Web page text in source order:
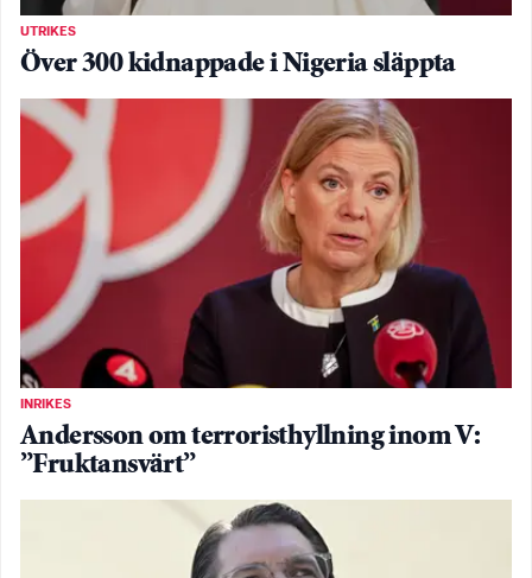
UTRIKES
Över 300 kidnappade i Nigeria släppta
INRIKES
Andersson om terroristhyllning inom V:
”Fruktansvärt”